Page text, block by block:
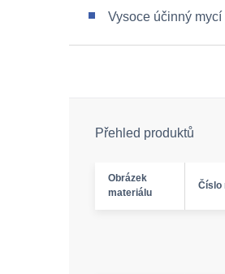
Vysoce účinný
Přehled produktů
Obrázek
materiálu
Číslo